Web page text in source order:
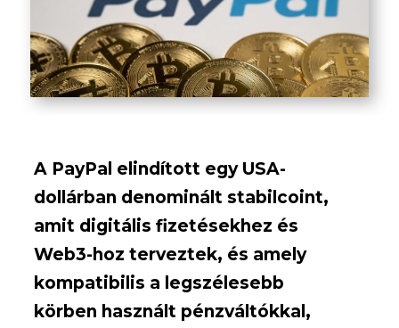
A PayPal elindított egy USA-
dollárban denominált stabilcoint,
amit digitális fizetésekhez és
Web3-hoz terveztek, és amely
kompatibilis a legszélesebb
körben használt pénzváltókkal,